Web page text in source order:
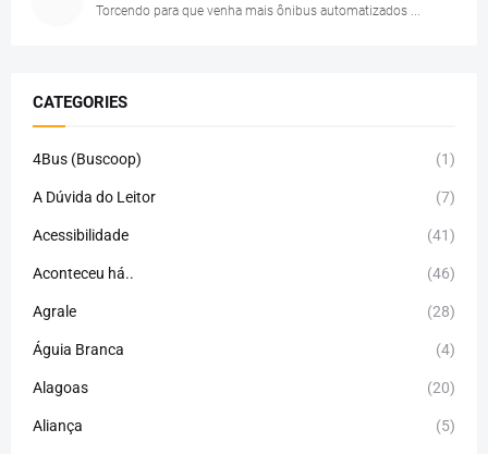
Torcendo para que venha mais ônibus automatizados ...
CATEGORIES
4Bus (Buscoop) (1)
A Dúvida do Leitor (7)
Acessibilidade (41)
Aconteceu há.. (46)
Agrale (28)
Águia Branca (4)
Alagoas (20)
Aliança (5)